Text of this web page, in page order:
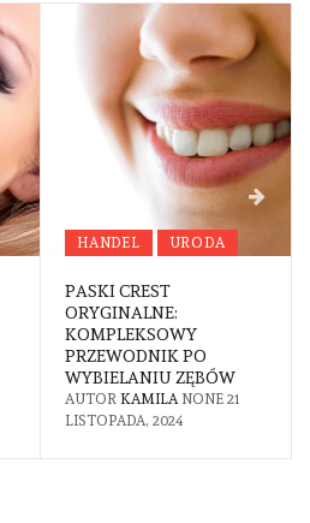
HANDEL URODA
PASKI CREST
ORYGINALNE:
KOMPLEKSOWY
PRZEWODNIK PO
WYBIELANIU ZĘBÓW
AUTOR KAMILA NONE 21
LISTOPADA, 2024